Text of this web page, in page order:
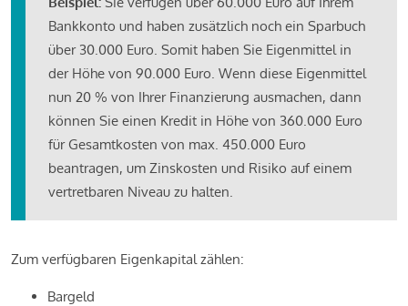
Bankkonto und haben zusätzlich noch ein Sparbuch
über 30.000 Euro. Somit haben Sie Eigenmittel in
der Höhe von 90.000 Euro. Wenn diese Eigenmittel
nun 20 % von Ihrer Finanzierung ausmachen, dann
können Sie einen Kredit in Höhe von 360.000 Euro
für Gesamtkosten von max. 450.000 Euro
beantragen, um Zinskosten und Risiko auf einem
vertretbaren Niveau zu halten.
Zum verfügbaren Eigenkapital zählen:
Bargeld